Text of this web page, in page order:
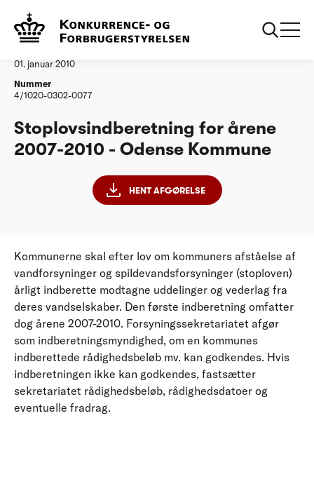
Vandtilsyn
01. januar 2010
Nummer
4/1020-0302-0077
Stoplovsindberetning for årene
2007-2010 - Odense Kommune
HENT AFGØRELSE
Kommunerne skal efter lov om kommuners afståelse af
vandforsyninger og spildevandsforsyninger (stoploven)
årligt indberette modtagne uddelinger og vederlag fra
deres vandselskaber. Den første indberetning omfatter
dog årene 2007-2010. Forsyningssekretariatet afgør
som indberetningsmyndighed, om en kommunes
indberettede rådighedsbeløb mv. kan godkendes. Hvis
indberetningen ikke kan godkendes, fastsætter
sekretariatet rådighedsbeløb, rådighedsdatoer og
eventuelle fradrag.